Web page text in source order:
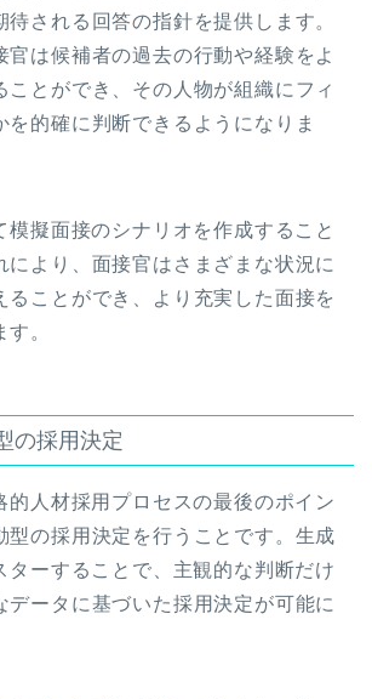
される回答の指針を提供します。
官は候補者の過去の行動や経験をよ
ことができ、その人物が組織にフィ
を的確に判断できるようになりま
模擬面接のシナリオを作成すること
により、面接官はさまざまな状況に
ることができ、より充実した面接を
。
の採用決定
的人材採用プロセスの最後のポイン
型の採用決定を行うことです。生成
ターすることで、主観的な判断だけ
データに基づいた採用決定が可能に